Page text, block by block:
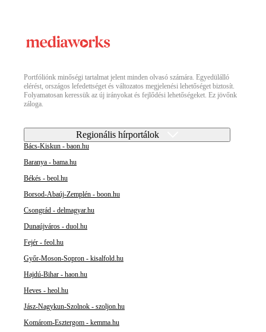
Portfóliónk minőségi tartalmat jelent minden olvasó számára. Egyedülálló
elérést, országos lefedettséget és változatos megjelenési lehetőséget biztosít.
Folyamatosan keressük az új irányokat és fejlődési lehetőségeket. Ez jövőnk
záloga.
Regionális hírportálok
Bács-Kiskun - baon.hu
Baranya - bama.hu
Békés - beol.hu
Borsod-Abaúj-Zemplén - boon.hu
Csongrád - delmagyar.hu
Dunaújváros - duol.hu
Fejér - feol.hu
Győr-Moson-Sopron - kisalfold.hu
Hajdú-Bihar - haon.hu
Heves - heol.hu
Jász-Nagykun-Szolnok - szoljon.hu
Komárom-Esztergom - kemma.hu